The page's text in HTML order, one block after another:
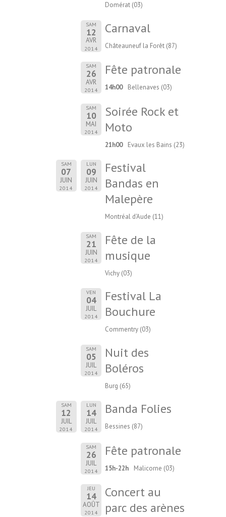
Domérat (03)
SAM
12
AVR
2014
Carnaval
Châteauneuf la Forêt (87)
SAM
26
AVR
2014
Fête patronale
14h00 Bellenaves (03)
SAM
10
MAI
2014
Soirée Rock et
Moto
21h00 Evaux les Bains (23)
SAM
07
JUIN
2014
LUN
09
JUIN
2014
Festival
Bandas en
Malepère
Montréal d'Aude (11)
SAM
21
JUIN
2014
Fête de la
musique
Vichy (03)
VEN
04
JUIL
2014
Festival La
Bouchure
Commentry (03)
SAM
05
JUIL
2014
Nuit des
Boléros
Burg (65)
SAM
12
JUIL
2014
LUN
14
JUIL
2014
Banda Folies
Bessines (87)
SAM
26
JUIL
2014
Fête patronale
15h-22h Malicorne (03)
JEU
14
AOÛT
2014
Concert au
parc des arènes